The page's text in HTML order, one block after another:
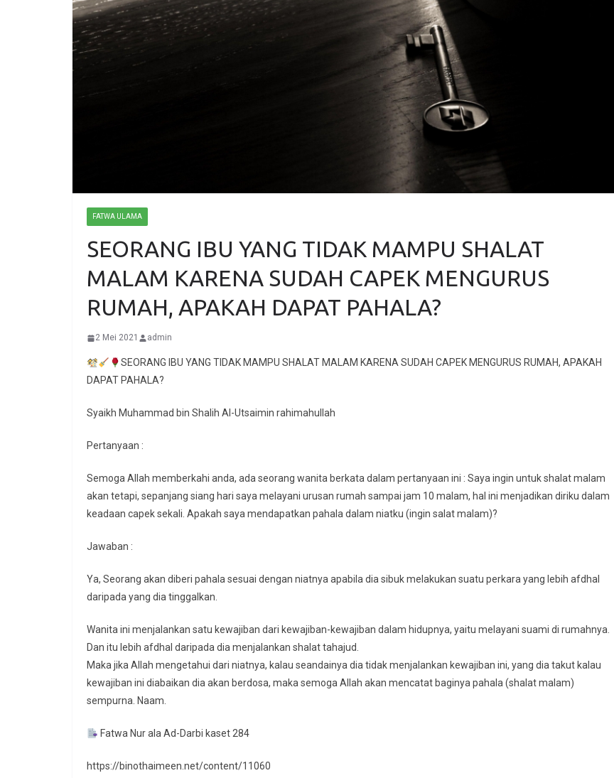
FATWA ULAMA
SEORANG IBU YANG TIDAK MAMPU SHALAT
MALAM KARENA SUDAH CAPEK MENGURUS
RUMAH, APAKAH DAPAT PAHALA?
2 Mei 2021 admin
SEORANG IBU YANG TIDAK MAMPU SHALAT MALAM KARENA SUDAH CAPEK MENGURUS RUMAH, APAKAH
DAPAT PAHALA?
Syaikh Muhammad bin Shalih Al-Utsaimin rahimahullah
Pertanyaan :
Semoga Allah memberkahi anda, ada seorang wanita berkata dalam pertanyaan ini : Saya ingin untuk shalat malam
akan tetapi, sepanjang siang hari saya melayani urusan rumah sampai jam 10 malam, hal ini menjadikan diriku dalam
keadaan capek sekali. Apakah saya mendapatkan pahala dalam niatku (ingin salat malam)?
Jawaban :
Ya, Seorang akan diberi pahala sesuai dengan niatnya apabila dia sibuk melakukan suatu perkara yang lebih afdhal
daripada yang dia tinggalkan.
Wanita ini menjalankan satu kewajiban dari kewajiban-kewajiban dalam hidupnya, yaitu melayani suami di rumahnya.
Dan itu lebih afdhal daripada dia menjalankan shalat tahajud.
Maka jika Allah mengetahui dari niatnya, kalau seandainya dia tidak menjalankan kewajiban ini, yang dia takut kalau
kewajiban ini diabaikan dia akan berdosa, maka semoga Allah akan mencatat baginya pahala (shalat malam)
sempurna. Naam.
Fatwa Nur ala Ad-Darbi kaset 284
https://binothaimeen.net/content/11060